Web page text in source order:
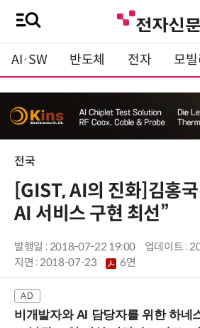
AI·SW 반도체 전자 모빌
전국
[GIST, AI의 진화]김홍
AI 서비스 구현 최선”
발행일 : 2018-07-22 19:00
업데이트 :
지면 :2018-07-23 6면
비개발자와 AI 담당자를 위한 하네스 엔지니어링 입문